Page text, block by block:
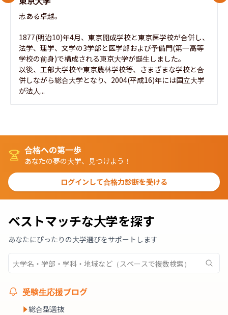
志ある卓越。
1877(明治10)年4月、東京開成学校と東京医学校が合併し、
法学、理学、文学の3学部と医学部および予備門(第一高等
学校の前身)で構成される東京大学が誕生しました。
以後、工部大学校や東京農林学校等、さまざまな学校と合
併しながら総合大学となり、2004(平成16)年には国立大学
が法人...
合格への第一歩
あなたの夢の大学、見つけよう！
ログインして合格力診断を受ける
ベストマッチな大学を探す
あなたにぴったりの大学選びをサポートします
受験生応援ブログ
総合型選抜